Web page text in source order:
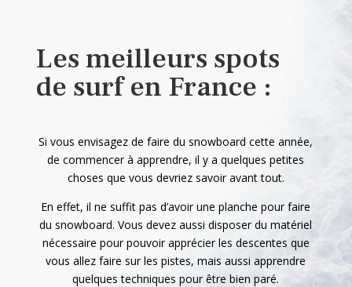
Les meilleurs spots
de surf en France :
Si vous envisagez de faire du snowboard cette année,
de commencer à apprendre, il y a quelques petites
choses que vous devriez savoir avant tout.
En effet, il ne suffit pas d’avoir une planche pour faire
du snowboard. Vous devez aussi disposer du matériel
nécessaire pour pouvoir apprécier les descentes que
vous allez faire sur les pistes, mais aussi apprendre
quelques techniques pour être bien paré.